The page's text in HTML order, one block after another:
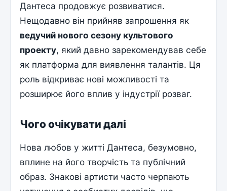
Дантеса продовжує розвиватися.
Нещодавно він прийняв запрошення як
ведучий нового сезону культового
проекту, який давно зарекомендував себе
як платформа для виявлення талантів. Ця
роль відкриває нові можливості та
розширює його вплив у індустрії розваг.
Чого очікувати далі
Нова любов у житті Дантеса, безумовно,
вплине на його творчість та публічний
образ. Знакові артисти часто черпають